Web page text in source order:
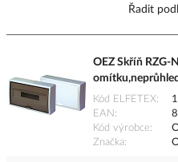
Řadit
OEZ Skříň RZG-
Kód ELFETEX
EAN
Kód výrobce
Značka